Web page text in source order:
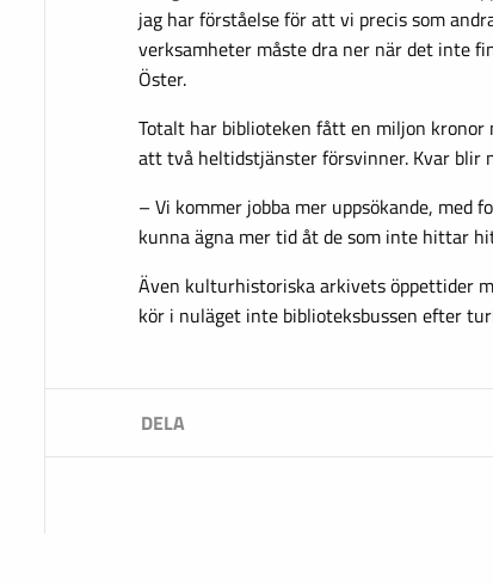
jag har förståelse för att vi precis som
verksamheter måste dra ner när det inte
Öster.
Totalt har biblioteken fått en miljon kronor
att två heltidstjänster försvinner. Kvar blir
– Vi kommer jobba mer uppsökande, med
kunna ägna mer tid åt de som inte hittar
Även kulturhistoriska arkivets öppettider
kör i nuläget inte biblioteksbussen efter